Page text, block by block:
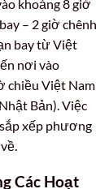
khoảng 8 giờ
– 2 giờ chênh
bay từ Việt
nơi vào
chiều Việt Nam
Bản). Việc
xếp phương
Các Hoạt